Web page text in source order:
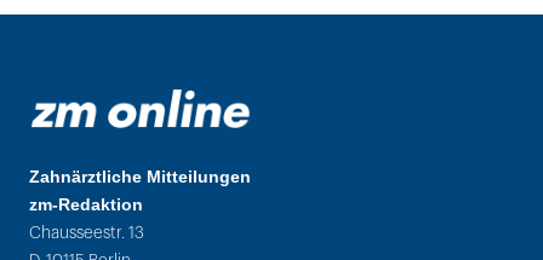
Zahnärztliche Mitteilungen
zm-Redaktion
Chausseestr. 13